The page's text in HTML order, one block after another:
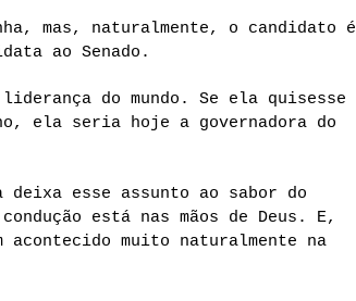
mas, naturalmente, o candidato é
ao Senado.
do mundo. Se ela quisesse
ela seria hoje a governadora do
deixa esse assunto ao sabor do
está nas mãos de Deus. E,
acontecido muito naturalmente na